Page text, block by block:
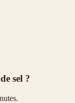
sel ?